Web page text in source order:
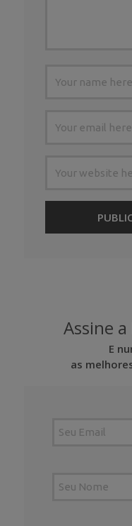
Assine a
E
as